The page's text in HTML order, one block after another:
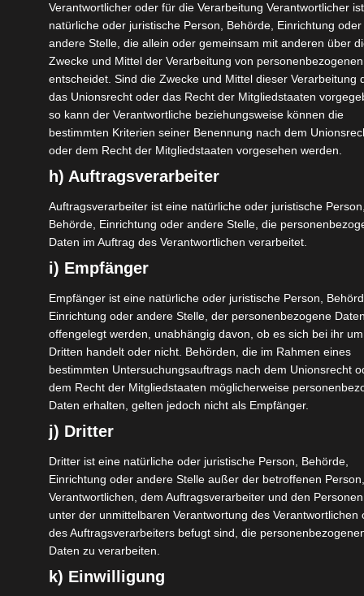
Lidderwat Trek eine Wanderung mit
wunderschönem Ausblick.
Unsere Go Round! Packages sind für diejenigen
gedacht, die während ihrem Aufenthalt so viel wie
möglich sehen möchten.
Packen Sie Ihren Koffer für eine unvergessliche
Reise!
Unterschiede zur Comfort-Version dieses
Packages in grün.
ZIELORTE
Srinagar – Sonamarg – Gulmarg – Pahalgam
ANKUNFTSZEIT
Planen Sie bis 11:00 Uhr am Flughafen Srinagar
anzukommen (SXR)
ABREISEZEIT
(SXR) nach 15:00 Uhr
WAS MITBRINGEN?
Informationen zum Klima finden sie
zu empfohlener Kleidung finden sie
Verantwortlicher oder für die Verarbeitung Verantwortlicher
natürliche oder juristische Person, Behörde, Einrichtung oder
andere Stelle, die allein oder gemeinsam mit anderen über
Zwecke und Mittel der Verarbeitung von
entscheidet. Sind die Zwecke und Mittel dieser Verarbeitung
das Unionsrecht oder das Recht der Mitgliedstaaten
so kann der Verantwortliche beziehungsweise können die
bestimmten Kriterien seiner Benennung nach dem
oder dem Recht der Mitgliedstaaten vorgesehen werden.
h) Auftragsverarbeiter
Auftragsverarbeiter ist eine natürliche oder juristische
Behörde, Einrichtung oder andere Stelle, die
Daten im Auftrag des Verantwortlichen verarbeitet.
i) Empfänger
Empfänger ist eine natürliche oder juristische Person,
Einrichtung oder andere Stelle, der personenbezogene
offengelegt werden, unabhängig davon, ob es sich bei ihr
Dritten handelt oder nicht. Behörden, die im Rahmen eines
bestimmten Untersuchungsauftrags nach dem Unionsrecht
dem Recht der Mitgliedstaaten möglicherweise
Daten erhalten, gelten jedoch nicht als Empfänger.
j) Dritter
Dritter ist eine natürliche oder juristische Person, Behörde,
Einrichtung oder andere Stelle außer der betroffenen
Verantwortlichen, dem Auftragsverarbeiter und den
unter der unmittelbaren Verantwortung des Verantwortlichen
des Auftragsverarbeiters befugt sind, die
Daten zu verarbeiten.
k) Einwilligung